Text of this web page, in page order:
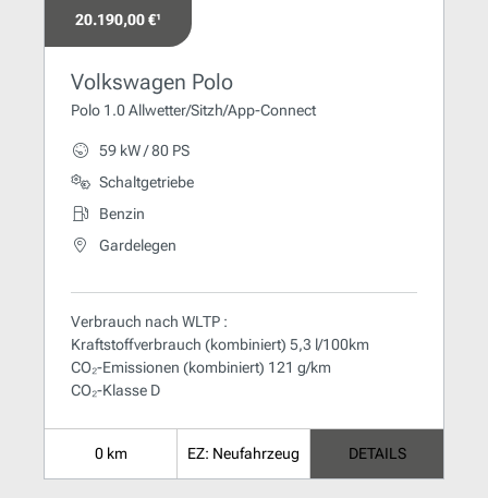
20.190,00 €¹
Volkswagen Polo
Polo 1.0 Allwetter/Sitzh/App-Connect
59 kW / 80 PS
Schaltgetriebe
Benzin
Gardelegen
Verbrauch nach WLTP :
Kraftstoffverbrauch (kombiniert) 5,3 l/100km
CO₂-Emissionen (kombiniert) 121 g/km
CO₂-Klasse D
0 km EZ: Neufahrzeug DETAILS